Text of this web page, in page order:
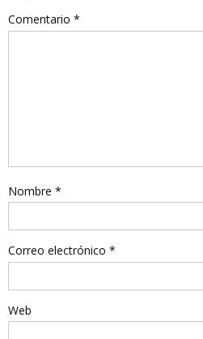
Comentario *
Nombre *
Correo electrónico *
Web